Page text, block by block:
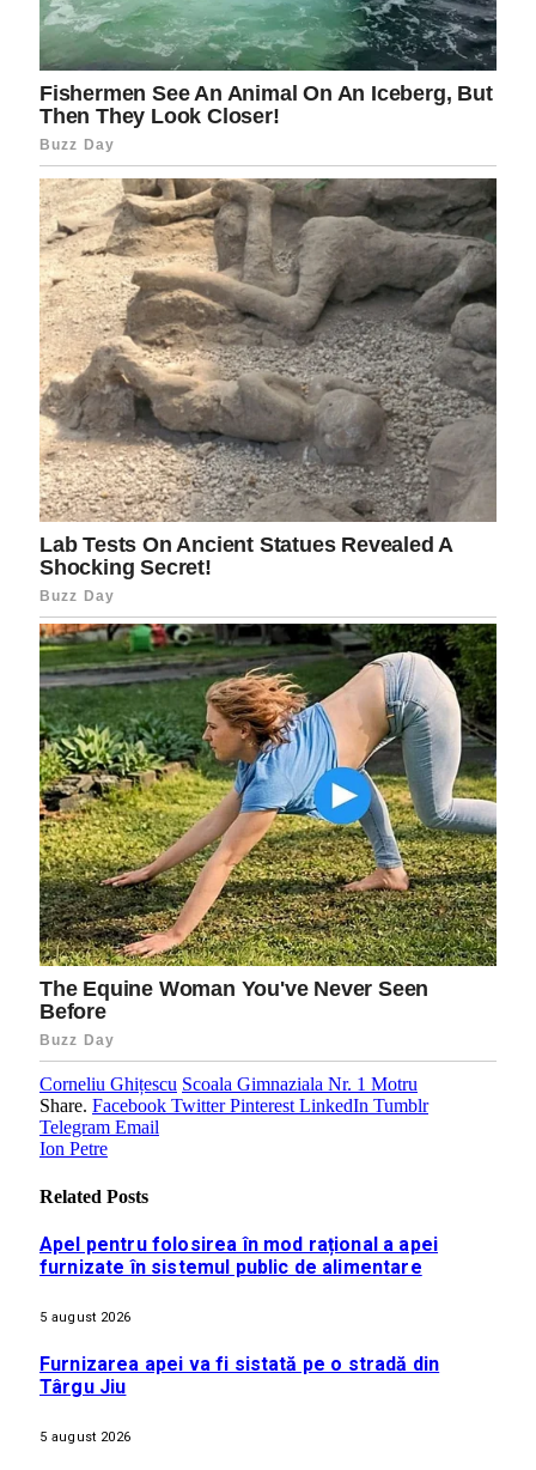
Corneliu Ghițescu Scoala Gimnaziala Nr. 1 Motru
Share. Facebook Twitter Pinterest LinkedIn Tumblr
Telegram Email
Ion Petre
Related Posts
Apel pentru folosirea în mod rațional a apei
furnizate în sistemul public de alimentare
5 august 2026
Furnizarea apei va fi sistată pe o stradă din
Târgu Jiu
5 august 2026